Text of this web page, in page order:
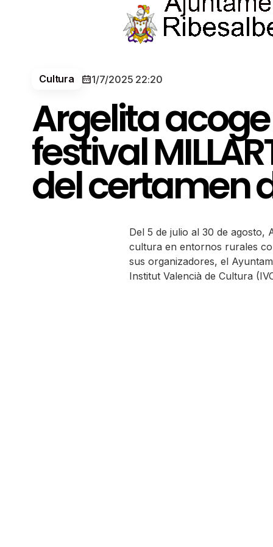
Cultura 1/7/2025 22:20
Argelita acoge
festival
del certamen
Del 5 de julio al 30 de agosto,
cultura en entornos rurales
sus organizadores, el
Institut Valencià de Cultura